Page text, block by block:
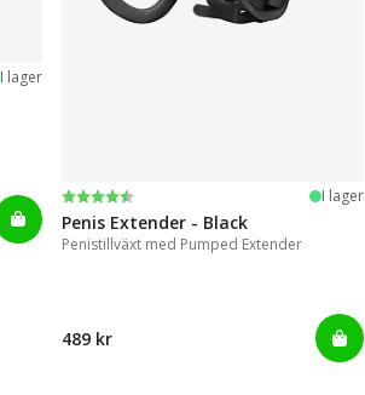
I lager
Betyg:
4.4 utav 5 stjärnor I lager
Penis Extender - Black
Penistillväxt med Pumped Extender
489 kr